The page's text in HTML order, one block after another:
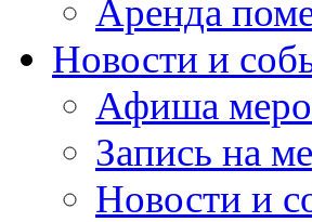
Аренда
Новости и
Афиша
Запись на
Новости и